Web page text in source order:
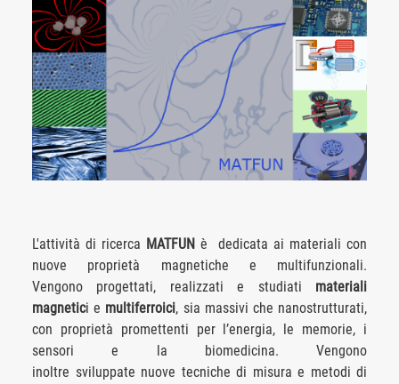
L'attività di ricerca MATFUN è dedicata ai materiali con
nuove proprietà magnetiche e multifunzionali.
Vengono progettati, realizzati e studiati materiali
magnetici e multiferroici, sia massivi che nanostrutturati,
con proprietà promettenti per l’energia, le memorie, i
sensori e la biomedicina. Vengono
inoltre sviluppate nuove tecniche di misura e metodi di